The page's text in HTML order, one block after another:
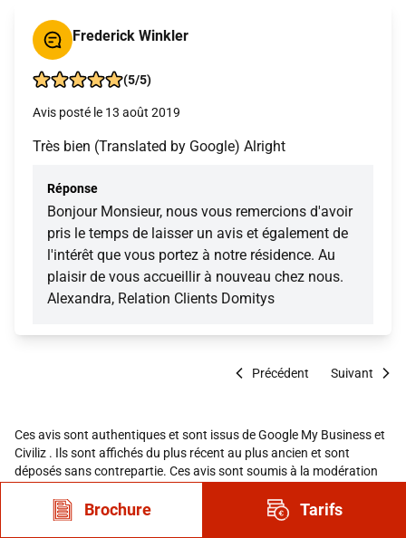
Frederick Winkler
(5/5)
Avis posté le 13 août 2019
Très bien (Translated by Google) Alright
Réponse
Bonjour Monsieur, nous vous remercions d'avoir
pris le temps de laisser un avis et également de
l'intérêt que vous portez à notre résidence. Au
plaisir de vous accueillir à nouveau chez nous.
Alexandra, Relation Clients Domitys
Précédent Suivant
Ces avis sont authentiques et sont issus de Google My Business et
Civiliz . Ils sont affichés du plus récent au plus ancien et sont
déposés sans contrepartie. Ces avis sont soumis à la modération
sont rejetés.
Brochure Tarifs